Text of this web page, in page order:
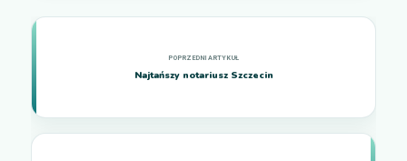
Najtańszy notariusz Szczecin